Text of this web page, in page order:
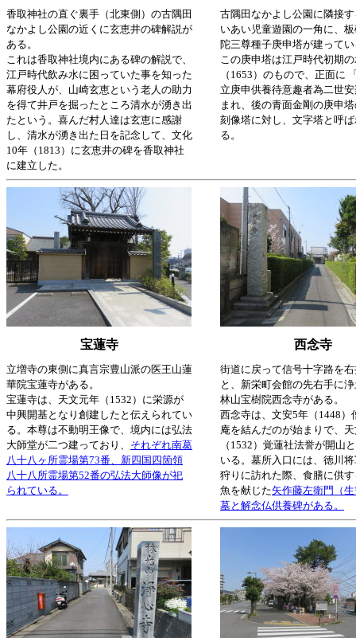
香取神社の直ぐ裏手（北東側）の古隅田
なかよし公園の近くに玄恵井の碑解説が
ある。
これは香取神社境内にある碑の解説で、
江戸時代飲み水に困っていた事を知った
幕府役人が、山崎玄恵という老人の助力
を得て井戸を掘ったところ清水が湧き出
たという。喜んだ村人達は玄恵に感謝
し、清水が湧き出た日を記念して、文化
10年（1813）に玄恵井の碑を香取神社
に建立した。
古隅田なかよし公園に隣接
いあい児童遊園の一角に、
陀三尊種子庚申塔が建って
この庚申塔は江戸時代初期
（1653）のもので、正面に
立庚申供養待意趣者為二世
まれ、後の青面金剛の庚申
刻像塔に対し、文字塔と呼
る。
宝蓮寺 西念寺
立増寺の東側に真言宗豊山派の医王山蓮
華院宝蓮寺がある。
宝蓮寺は、天文元年（1532）に栄源が
中興開基となり創建したと伝えられてい
る。本尊は不動明王像で、境内には弘法
大師堂が二つ建っており、 それぞれ南葛
八十八ヶ所霊場第73番、新四国四箇領
八十八所霊場第52番の弘法大師像が祀
られている。
街道に戻って信号十字路を
と、新栄町会館の先右手に
林山宝樹院西念寺がある。
西念寺は、文安5年（1448）
庵を結んだのが始まりで、
（1532）覚蓮社法誉が開山
いる。墓所入口には、徳川
狩りに訪れた際、食膳に供
魚を献じた矢作藤左衛門（
墓と解念仏供養碑がある。